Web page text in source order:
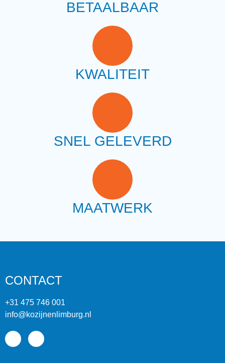
BETAALBAAR
KWALITEIT
SNEL GELEVERD
MAATWERK
CONTACT
+31 475 746 001
info@kozijnenlimburg.nl